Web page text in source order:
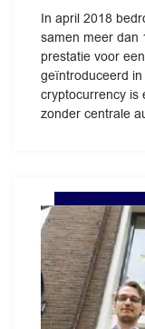
In april 2018
samen meer dan
prestatie voor
geïntroduceerd
cryptocurrency is
zonder centrale